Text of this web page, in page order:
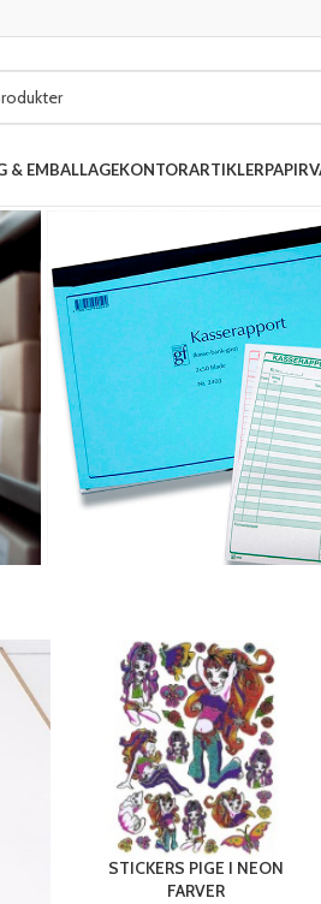
& EMBALLAGEKONTORARTIKLER
Grafisk
STICKERS PIGE I NEON
FARVER